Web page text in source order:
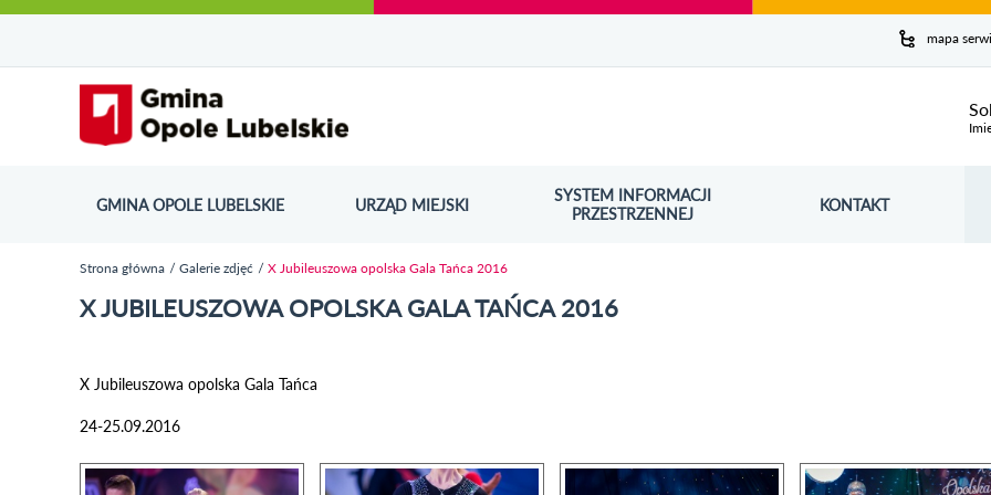
do
strony
do
menu
wyszukiwarki
ścieżki
nawigacyjnej
kategorii
aktualności
do
kalendarza
wydarzeń
do
galerii
do
stopki
mapa
GMINA OPOLE LUBELSKIE URZĄD MIEJSKI
SYSTEM INFORMACJI
PRZESTRZENNEJ
ODNOŚNIK OTWORZY SIĘ W NOWYM OKNIE KONTAKT
Strona główna Galerie zdjęć X Jubileuszowa opolska Gala Tańca 2016
X JUBILEUSZOWA OPOLSKA GALA TAŃCA 2016
X Jubileuszowa opolska Gala Tańca
24-25.09.2016